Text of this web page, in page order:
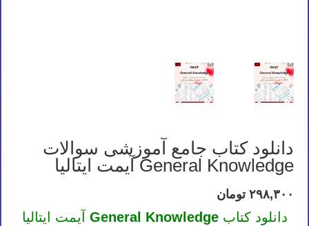
دانلود کتاب جامع آموزشی سوالات
General Knowledge آیمت ایتالیا
۲۹۸,۳۰۰ تومان
دانلود کتابGeneral Knowledge آیمت ایتالیا